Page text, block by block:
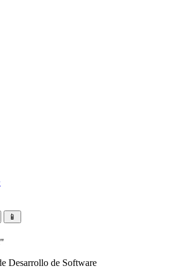
📱
Desarrollo de Software